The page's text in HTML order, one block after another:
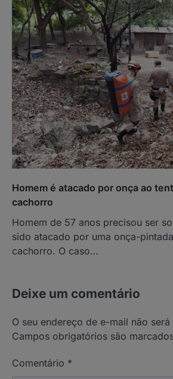
Homem é atacado por onça ao
cachorro
Homem de 57 anos precisou ser
sido atacado por uma onça-
cachorro. O caso…
Deixe um comentário
O seu endereço de e-mail não
Campos obrigatórios são
Comentário *